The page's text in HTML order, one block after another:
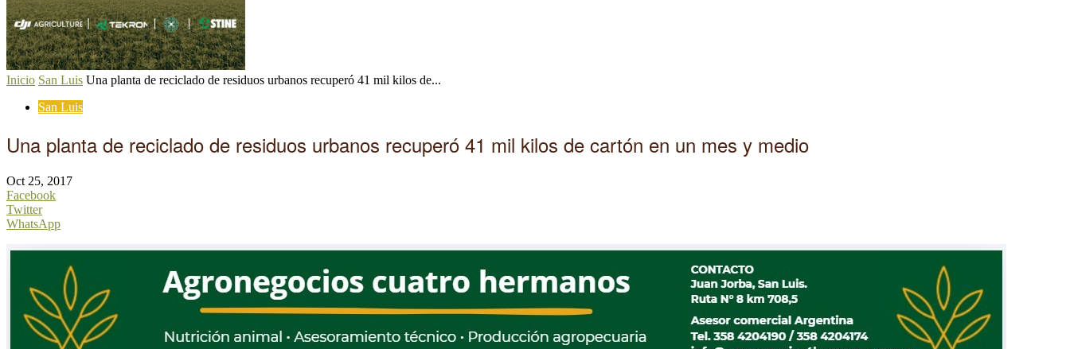
Inicio San Luis Una planta de reciclado de residuos urbanos recuperó 41 mil kilos de...
San Luis
Una planta de reciclado de residuos urbanos recuperó 41 mil kilos de cartón en un mes y medio
Oct 25, 2017
Facebook
Twitter
WhatsApp